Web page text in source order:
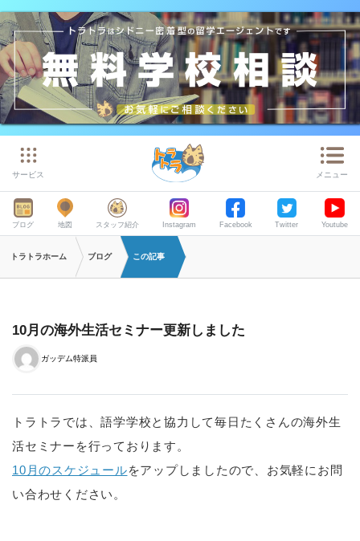
サービス メニュー
ブログ 地図 スタッフ紹介 Instagram Facebook Twitter Youtube
トラトラホーム ブログ この記事
10月の海外生活セミナー更新しました
ガッデム特派員
トラトラでは、語学学校と協力して毎日たくさんの海外生
活セミナーを行っております。
10月のスケジュールをアップしましたので、お気軽にお問
い合わせください。